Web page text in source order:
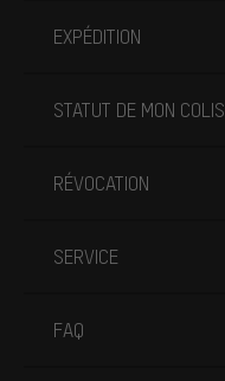
EXPÉDITION
STATUT DE MON COLIS
RÉVOCATION
SERVICE
FAQ